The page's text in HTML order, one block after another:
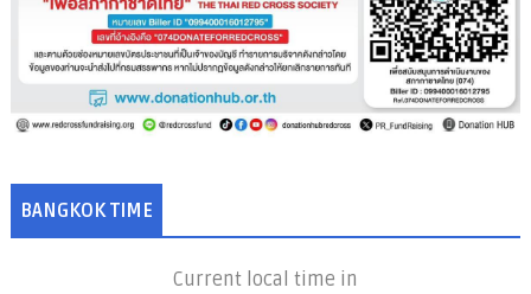
BANGKOK TIME
Current local time in